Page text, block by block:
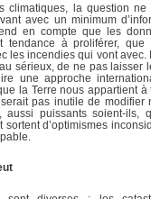
climatiques, la question
avec un minimum
en compte que les
tendance à proliférer, que
les incendies qui vont avec.
sérieux, de ne pas laisser
une approche
la Terre nous appartient à
pas inutile de modifier
aussi puissants soient-ils,
d’optimismes